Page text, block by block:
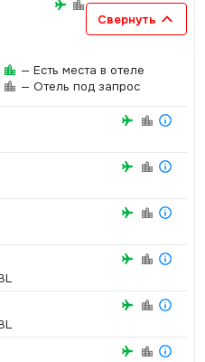
Свернуть
— Есть места в отеле
— Отель под запрос